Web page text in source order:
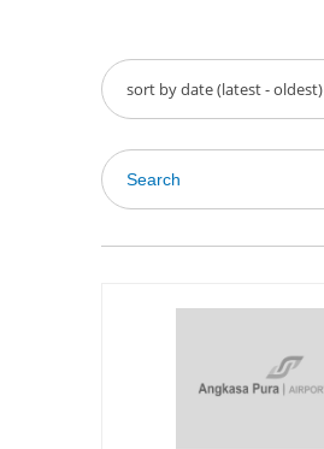
sort by date (latest - oldest)